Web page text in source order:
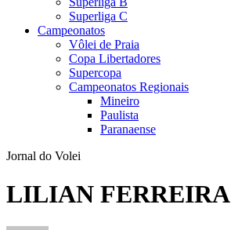
Superliga C
Campeonatos
Vôlei de Praia
Copa Libertadores
Supercopa
Campeonatos Regionais
Mineiro
Paulista
Paranaense
Jornal do Volei
LILIAN FERREIRA